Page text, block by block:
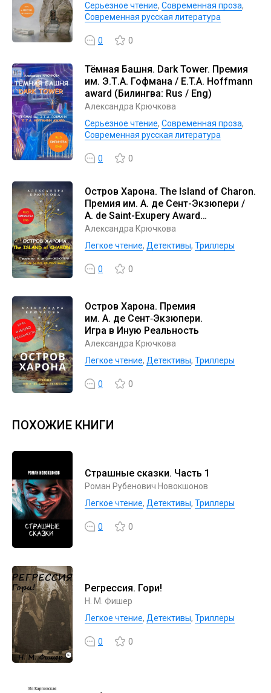
Серьезное чтение, Современная проза,
Современная русская литература
0 0
Тёмная Башня. Dark Tower. Премия
им. Э.Т.А. Гофмана / E.T.A. Hoffmann
award (Билингва: Rus / Eng)
Александра Крючкова
Серьезное чтение, Современная проза,
Современная русская литература
0 0
Остров Харона. The Island of Charon.
Премия им. А. де Сент-Экзюпери /
A. de Saint-Exupery Award
(Билингва: Rus / Eng)
Александра Крючкова
Легкое чтение, Детективы, Триллеры
0 0
Остров Харона. Премия
им. А. де Сент‑Экзюпери.
Игра в Иную Реальность
Александра Крючкова
Легкое чтение, Детективы, Триллеры
0 0
ПОХОЖИЕ КНИГИ
Страшные сказки. Часть 1
Роман Рубенович Новокшонов
Легкое чтение, Детективы, Триллеры
0 0
Регрессия. Гори!
Н. М. Фишер
Легкое чтение, Детективы, Триллеры
0 0